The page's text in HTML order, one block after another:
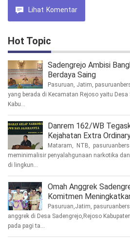
Lihat Komentar
Hot Topic
Sadengrejo Ambisi
Berdaya Saing
Pasuruan, Jatim,
yang berada di Kecamatan Rejoso yaitu
Kabu...
Danrem 162/WB
Kejahatan Extra
Mataram, NTB,
meminimalisir penyalahgunaan narkotika
di lingkun...
Omah Anggrek
Komitmen
Pasuruan,Jatim,
anggrek di Desa Sadengrejo,Rejoso
pada pagi ta...